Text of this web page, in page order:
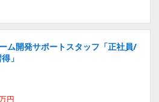
ム開発サポートスタッフ「正社員/
」
円